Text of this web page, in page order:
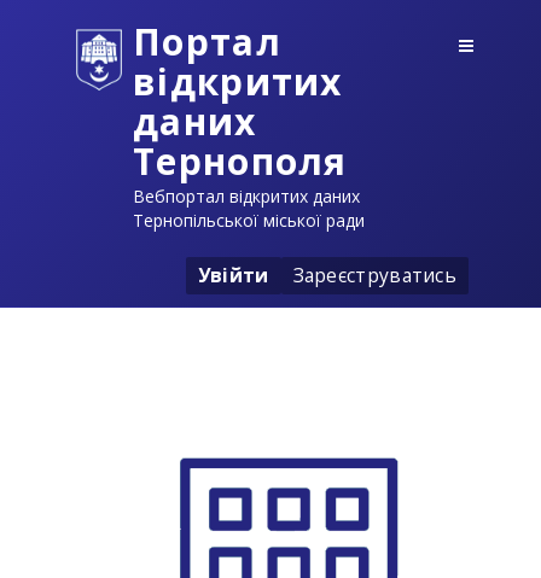
Портал
відкритих
даних
Тернополя
Вебпортал відкритих даних
Тернопільської міської ради
Увійти Зареєструватись